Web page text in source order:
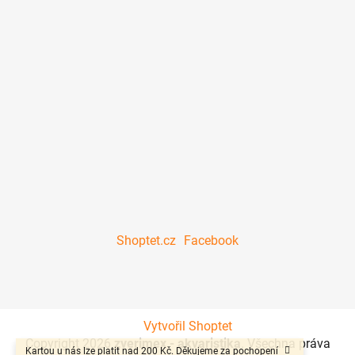
Kartou u nás lze platit nad 200 Kč. Děkujeme za pochopení
Shoptet.cz Facebook
Vytvořil Shoptet
Copyright 2026zverimex - akvaristika. Všechna práva